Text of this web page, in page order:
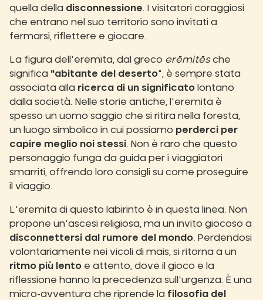
quella della disconnessione. I visitatori coraggiosi
che entrano nel suo territorio sono invitati a
fermarsi, riflettere e giocare.
La figura dell'eremita, dal greco erēmitēsche
significa "abitante del deserto", è sempre stata
associata alla ricerca di un significato lontano
dalla società. Nelle storie antiche, l'eremita è
spesso un uomo saggio che si ritira nella foresta,
un luogo simbolico in cui possiamo perderci per
capire meglio noi stessi. Non è raro che questo
personaggio funga da guida per i viaggiatori
smarriti, offrendo loro consigli su come proseguire
il viaggio.
L'eremita di questo labirinto è in questa linea. Non
propone un'ascesi religiosa, ma un invito giocoso a
disconnettersi dal rumore del mondo. Perdendosi
volontariamente nei vicoli di mais, si ritorna a un
ritmo più lento e attento, dove il gioco e la
riflessione hanno la precedenza sull'urgenza. È una
micro-avventura che riprende la filosofia del